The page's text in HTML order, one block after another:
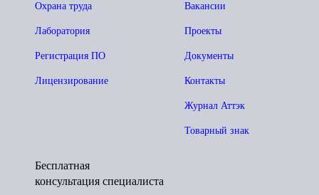
Вакансии
Проекты
Документы
Контакты
Журнал Аттэк
Товарный знак
Охрана труда
Лаборатория
Регистрация ПО
Лицензирование
Бесплатная
консультация специалиста